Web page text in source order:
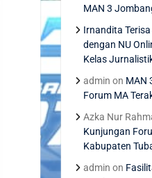
MAN 3
Irnandita
dengan NU
Kelas
admin on MAN
Forum MA
Azka Nur
Kunjungan
Kabupaten
admin on